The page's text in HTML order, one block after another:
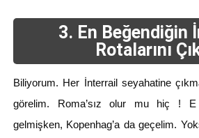
3. En Beğendiğin
Rotalarını
Biliyorum. Her İnterrail seyahatine
görelim. Roma’sız olur mu hiç ! E
gelmişken, Kopenhag’a da geçelim.